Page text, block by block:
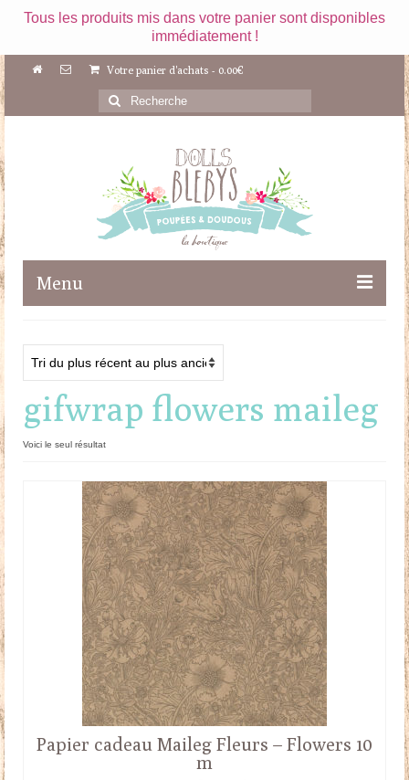
Tous les produits mis dans votre panier sont disponibles
immédiatement !
Votre panier d'achats - 0.00€
Rechercher
:
Menu
Maileg
Poupées
Doudous
Mobilier & Accessoires
Contact
Panier
gifwrap flowers maileg
Voici le seul résultat
Papier cadeau Maileg Fleurs – Flowers 10
m